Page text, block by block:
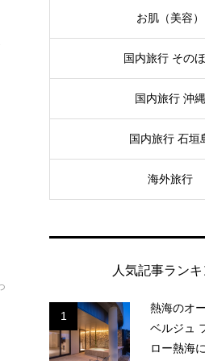
お肌（美容）
国内旅行 その
国内旅行 沖縄
国内旅行 石垣
海外旅行
人気記事ラン
1
熱海のオ
ベルジュ
ロー熱海